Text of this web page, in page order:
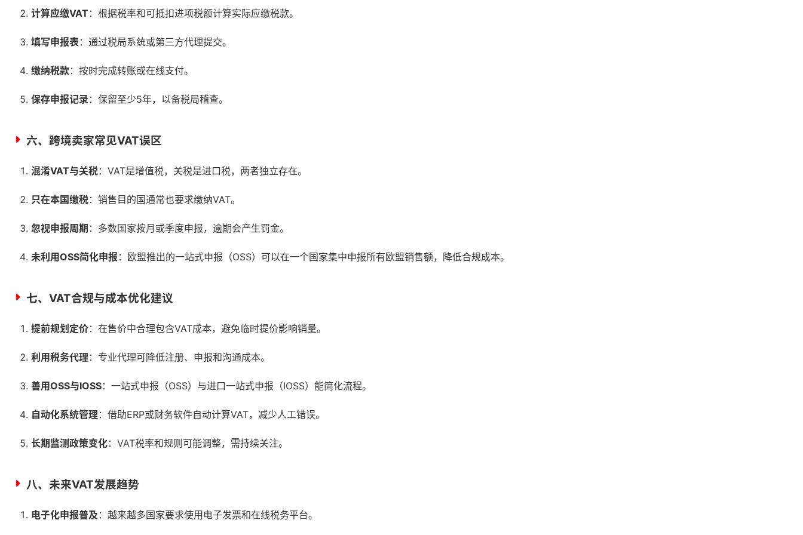
计算应缴VAT ：根据税率和可抵扣进项税额计算实际应缴税款。
填写申报表 ：通过税局系统或第三方代理提交。
缴纳税款：按时完成转账或在线支付。
保存申报记录 ：保留至少5年，以备税局稽查。
六、跨境卖家常见VAT误区
混淆VAT与关税：VAT是增值税，关税是进口税，两者独立存在。
只在本国缴税：销售目的国通常也要求缴纳VAT。
忽视申报周期 ：多数国家按月或季度申报，逾期会产生罚金。
未利用OSS简化申报 ：欧盟推出的一站式申报（OSS）可以在一个国家集中申报所有欧盟销售额，降低合规成本。
七、VAT合规与成本优化建议
提前规划定价：在售价中合理包含VAT成本，避免临时提价影响销量。
利用税务代理 ：专业代理可降低注册、申报和沟通成本。
善用OSS与IOSS：一站式申报（OSS）与进口一站式申报（IOSS）能简化流程。
自动化系统管理 ：借助ERP或财务软件自动计算VAT，减少人工错误。
长期监测政策变化：VAT税率和规则可能调整，需持续关注。
八、未来VAT发展趋势
电子化申报普及 ：越来越多国家要求使用电子发票和在线税务平台。